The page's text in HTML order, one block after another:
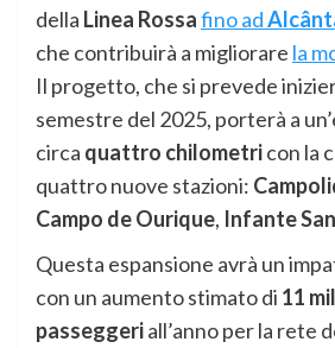
della Linea Rossafino ad
che contribuirà a migliorare la
Il progetto, che si prevede
semestre del 2025, porterà a
circa quattro chilometricon la
quattro nuove stazioni:
Campo de Ourique, Infante
Questa espansione avrà un
con un aumento stimato di 11
passeggeriall’anno per la rete